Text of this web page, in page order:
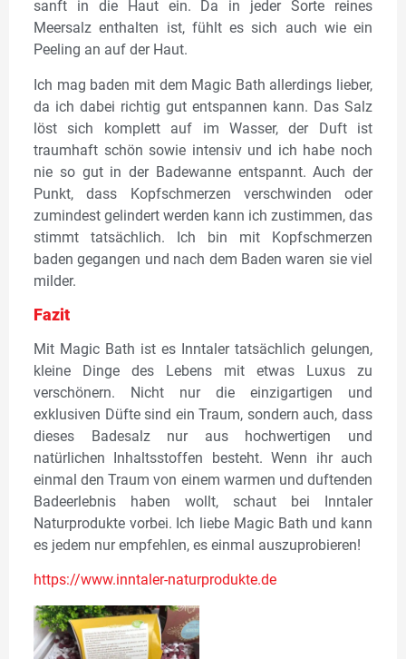
sanft in die Haut ein. Da in jeder Sorte reines
Meersalz enthalten ist, fühlt es sich auch wie ein
Peeling an auf der Haut.
Ich mag baden mit dem Magic Bath allerdings lieber,
da ich dabei richtig gut entspannen kann. Das Salz
löst sich komplett auf im Wasser, der Duft ist
traumhaft schön sowie intensiv und ich habe noch
nie so gut in der Badewanne entspannt. Auch der
Punkt, dass Kopfschmerzen verschwinden oder
zumindest gelindert werden kann ich zustimmen, das
stimmt tatsächlich. Ich bin mit Kopfschmerzen
baden gegangen und nach dem Baden waren sie viel
milder.
Fazit
Mit Magic Bath ist es Inntaler tatsächlich gelungen,
kleine Dinge des Lebens mit etwas Luxus zu
verschönern. Nicht nur die einzigartigen und
exklusiven Düfte sind ein Traum, sondern auch, dass
dieses Badesalz nur aus hochwertigen und
natürlichen Inhaltsstoffen besteht. Wenn ihr auch
einmal den Traum von einem warmen und duftenden
Badeerlebnis haben wollt, schaut bei Inntaler
Naturprodukte vorbei. Ich liebe Magic Bath und kann
es jedem nur empfehlen, es einmal auszuprobieren!
https://www.inntaler-naturprodukte.de